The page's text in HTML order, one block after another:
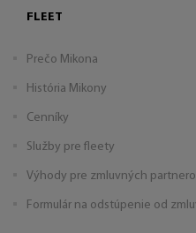
FLEET
Prečo Mikona
História Mikony
Cenníky
Služby pre fleety
Výhody pre zmluvných
Formulár na odstúpenie od